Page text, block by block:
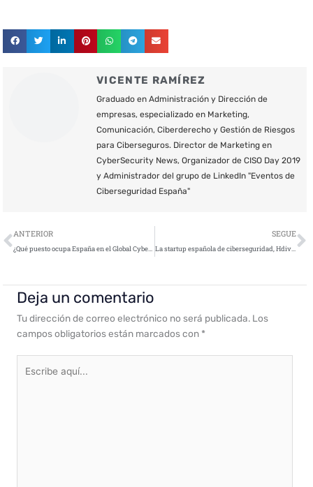
VICENTE RAMÍREZ
Graduado en Administración y Dirección de
empresas, especializado en Marketing,
Comunicación, Ciberderecho y Gestión de Riesgos
para Ciberseguros. Director de Marketing en
CyberSecurity News, Organizador de CISO Day 2019
y Administrador del grupo de LinkedIn "Eventos de
Ciberseguridad España"
Ant
ANTERIOR
¿Qué puesto ocupa España en el Global Cybersecurity Index 2017?
SEGUE
La startup española de ciberseguridad, Hdiv Security, cierra su primera ronda de financiación liderada por Adara Ventures
Deja un comentario
Tu dirección de correo electrónico no será publicada. Los
campos obligatorios están marcados con *
aquí...